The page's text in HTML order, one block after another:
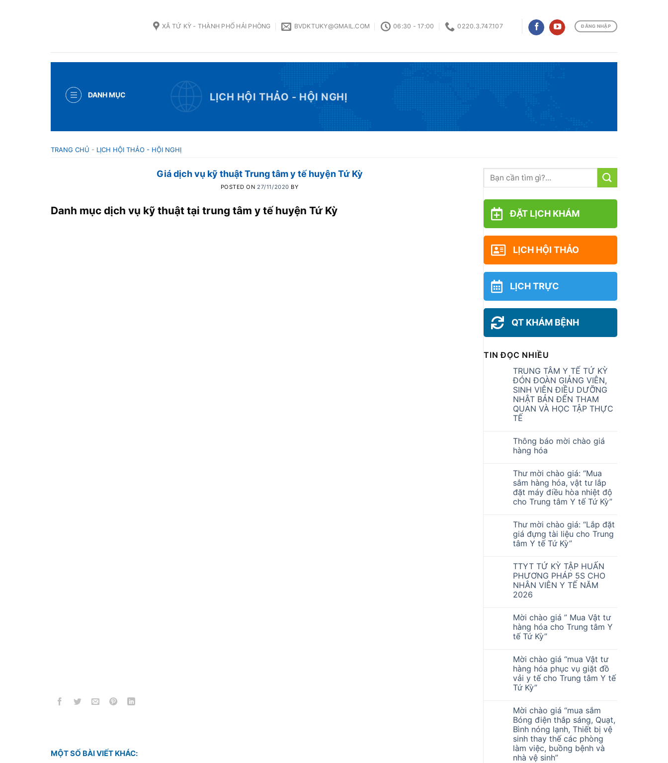
XÃ TỨ KỲ - THÀNH PHỐ HẢI PHÒNG BVDKTUKY@GMAIL.COM 06:30 - 17:00 0220.3.747.107 ĐĂNG NHẬP
DANH MỤC LỊCH HỘI THẢO - HỘI NGHỊ
TRANG CHỦ - LỊCH HỘI THẢO - HỘI NGHỊ
Giá dịch vụ kỹ thuật Trung tâm y tế huyện Tứ Kỳ
POSTED ON27/11/2020 BY
Danh mục dịch vụ kỹ thuật tại trung tâm y tế huyện Tứ Kỳ
MỘT SỐ BÀI VIẾT KHÁC:
ĐẶT LỊCH KHÁM
LỊCH HỘI THẢO
LỊCH TRỰC
QT KHÁM BỆNH
TIN ĐỌC NHIỀU
TRUNG TÂM Y TẾ TỨ KỲ
ĐÓN ĐOÀN GIẢNG VIÊN,
SINH VIÊN ĐIỀU DƯỠNG
NHẬT BẢN ĐẾN THAM
QUAN VÀ HỌC TẬP THỰC
TẾ
Thông báo mời chào giá
hàng hóa
Thư mời chào giá: “Mua
sắm hàng hóa, vật tư lắp
đặt máy điều hòa nhiệt độ
cho Trung tâm Y tế Tứ Kỳ”
Thư mời chào giá: “Lắp đặt
giá đựng tài liệu cho Trung
tâm Y tế Tứ Kỳ”
TTYT TỨ KỲ TẬP HUẤN
PHƯƠNG PHÁP 5S CHO
NHÂN VIÊN Y TẾ NĂM
2026
Mời chào giá ” Mua Vật tư
hàng hóa cho Trung tâm Y
tế Tứ Kỳ”
Mời chào giá “mua Vật tư
hàng hóa phục vụ giặt đồ
vải y tế cho Trung tâm Y tế
Tứ Kỳ”
Mời chào giá “mua sắm
Bóng điện thắp sáng, Quạt,
Bình nóng lạnh, Thiết bị vệ
sinh thay thế các phòng
làm việc, buồng bệnh và
nhà vệ sinh”